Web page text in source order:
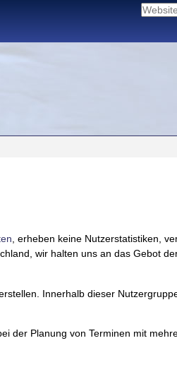
, erheben keine Nutzerstatistiken,
wir halten uns an das Gebot
Innerhalb dieser
der Planung von Terminen mit